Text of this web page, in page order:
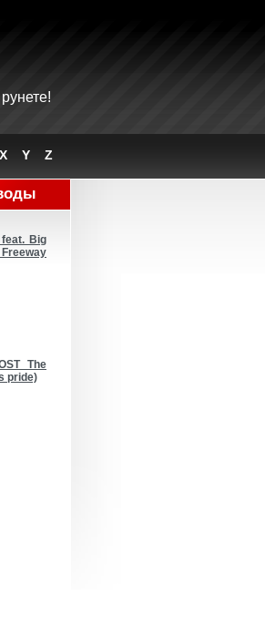
X Y Z
Big
Freeway
The
pride)